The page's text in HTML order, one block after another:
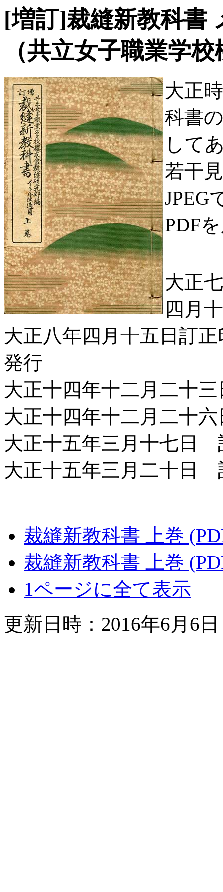
[増訂]裁縫新教科
（共立女子職業学
大正
科書
して
若干
JPEG
PDF
大正
四月
大正八年四月十五日訂
発行
大正十四年十二月二十
大正十四年十二月二十
大正十五年三月十七日
大正十五年三月二十日
裁縫新教科書 上巻
裁縫新教科書 上巻
1ページに全て表示
更新日時：2016年6月6日